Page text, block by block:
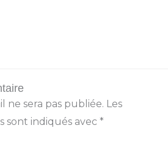
ne sera pas publiée. Les
sont indiqués avec *